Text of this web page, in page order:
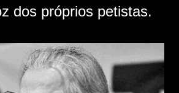
dos próprios petistas.